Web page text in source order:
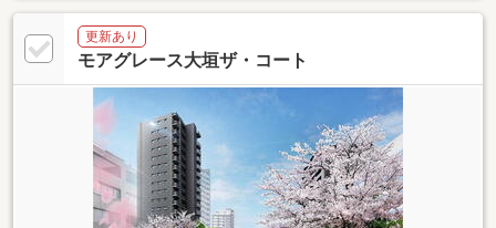
更新あり
モアグレース大垣ザ・コート